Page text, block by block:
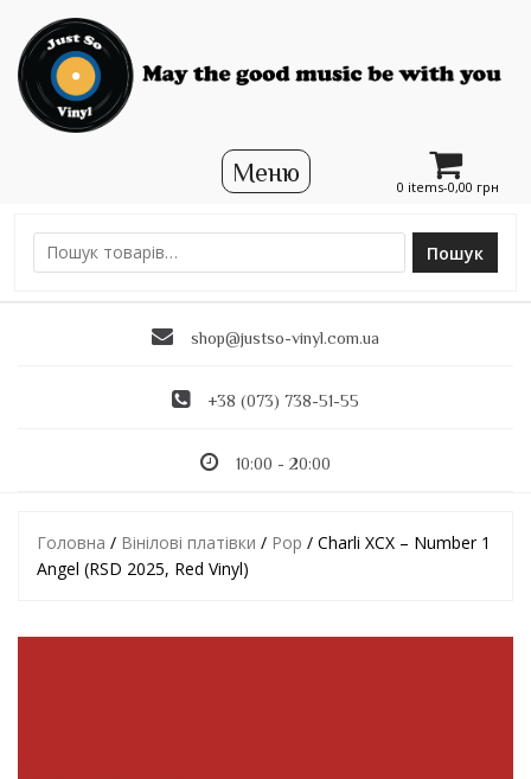
0 items-0,00 грн
Ш
Пошук
shop@justso-vinyl.com.ua
+38 (073) 738-51-55
10:00 - 20:00
Головна / Вінілові платівки / Pop / Charli XCX – Number 1
Angel (RSD 2025, Red Vinyl)